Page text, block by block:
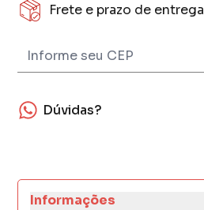
Frete e prazo de entrega
Dúvidas?
Informações